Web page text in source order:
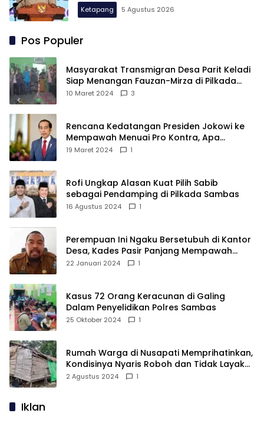
Ketapang 5 Agustus 2026
Pos Populer
Masyarakat Transmigran Desa Parit Keladi
Siap Menangan Fauzan-Mirza di Pilkada
Kubu Raya
10 Maret 2024 3
Rencana Kedatangan Presiden Jokowi ke
Mempawah Menuai Pro Kontra, Apa
Sebabnya?
19 Maret 2024 1
Rofi Ungkap Alasan Kuat Pilih Sabib
sebagai Pendamping di Pilkada Sambas
16 Agustus 2024 1
Perempuan Ini Ngaku Bersetubuh di Kantor
Desa, Kades Pasir Panjang Mempawah
Membantah: Silakan Buktikan!
22 Januari 2024 1
Kasus 72 Orang Keracunan di Galing
Dalam Penyelidikan Polres Sambas
25 Oktober 2024 1
Rumah Warga di Nusapati Memprihatinkan,
Kondisinya Nyaris Roboh dan Tidak Layak
Huni
2 Agustus 2024 1
Iklan